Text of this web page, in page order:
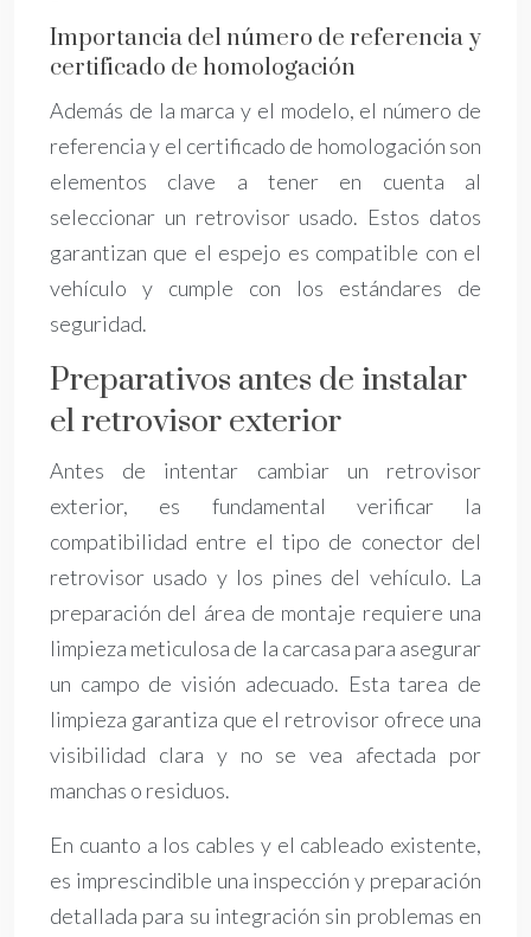
Importancia del número de referencia y
certificado de homologación
Además de la marca y el modelo, el número de
referencia y el certificado de homologación son
elementos clave a tener en cuenta al
seleccionar un retrovisor usado. Estos datos
garantizan que el espejo es compatible con el
vehículo y cumple con los estándares de
seguridad.
Preparativos antes de instalar
el retrovisor exterior
Antes de intentar cambiar un retrovisor
exterior, es fundamental verificar la
compatibilidad entre el tipo de conector del
retrovisor usado y los pines del vehículo. La
preparación del área de montaje requiere una
limpieza meticulosa de la carcasa para asegurar
un campo de visión adecuado. Esta tarea de
limpieza garantiza que el retrovisor ofrece una
visibilidad clara y no se vea afectada por
manchas o residuos.
En cuanto a los cables y el cableado existente,
es imprescindible una inspección y preparación
detallada para su integración sin problemas en